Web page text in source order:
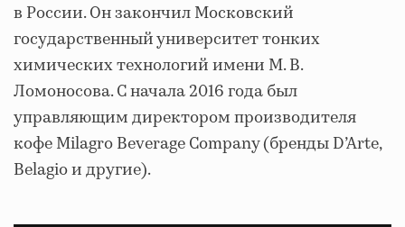
в России. Он закончил Московский
государственный университет тонких
химических технологий имени М. В.
Ломоносова. С начала 2016 года был
управляющим директором производителя
кофе Milagro Beverage Company (бренды D’Arte,
Belagio и другие).